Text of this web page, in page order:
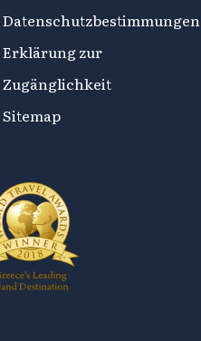
Datenschutzbestimmungen
Erklärung zur
Zugänglichkeit
Sitemap